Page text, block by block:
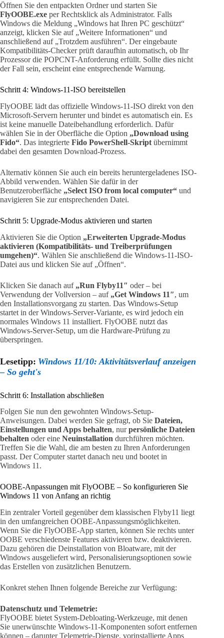
Öffnen Sie den entpackten Ordner und starten Sie
FlyOOBE.exe per Rechtsklick als Administrator. Falls
Windows die Meldung „Windows hat Ihren PC geschützt“
anzeigt, klicken Sie auf „Weitere Informationen“ und
anschließend auf „Trotzdem ausführen“. Der eingebaute
Kompatibilitäts-Checker prüft daraufhin automatisch, ob Ihr
Prozessor die POPCNT-Anforderung erfüllt. Sollte dies nicht
der Fall sein, erscheint eine entsprechende Warnung.
Schritt 4: Windows-11-ISO bereitstellen
FlyOOBE lädt das offizielle Windows-11-ISO direkt von den
Microsoft-Servern herunter und bindet es automatisch ein. Es
ist keine manuelle Dateibehandlung erforderlich. Dafür
wählen Sie in der Oberfläche die Option „Download using
Fido“. Das integrierte Fido PowerShell-Skript übernimmt
dabei den gesamten Download-Prozess.
Alternativ können Sie auch ein bereits heruntergeladenes ISO-
Abbild verwenden. Wählen Sie dafür in der
Benutzeroberfläche „Select ISO from local computer“ und
navigieren Sie zur entsprechenden Datei.
Schritt 5: Upgrade-Modus aktivieren und starten
Aktivieren Sie die Option „Erweiterten Upgrade-Modus
aktivieren (Kompatibilitäts- und Treiberprüfungen
umgehen)“. Wählen Sie anschließend die Windows-11-ISO-
Datei aus und klicken Sie auf „Öffnen“.
Klicken Sie danach auf „Run Flyby11″ oder – bei
Verwendung der Vollversion – auf „Get Windows 11″, um
den Installationsvorgang zu starten. Das Windows-Setup
startet in der Windows-Server-Variante, es wird jedoch ein
normales Windows 11 installiert. FlyOOBE nutzt das
Windows-Server-Setup, um die Hardware-Prüfung zu
überspringen.
Lesetipp: Windows 11/10: Aktivitätsverlauf anzeigen
– So geht's
Schritt 6: Installation abschließen
Folgen Sie nun den gewohnten Windows-Setup-
Anweisungen. Dabei werden Sie gefragt, ob Sie Dateien,
Einstellungen und Apps behalten, nurpersönliche Dateien
behalten oder eine Neuinstallation durchführen möchten.
Treffen Sie die Wahl, die am besten zu Ihren Anforderungen
passt. Der Computer startet danach neu und bootet in
Windows 11.
OOBE-Anpassungen mit FlyOOBE – So konfigurieren Sie
Windows 11 von Anfang an richtig
Ein zentraler Vorteil gegenüber dem klassischen Flyby11 liegt
in den umfangreichen OOBE-Anpassungsmöglichkeiten.
Wenn Sie die FlyOOBE-App starten, können Sie rechts unter
OOBE verschiedenste Features aktivieren bzw. deaktivieren.
Dazu gehören die Deinstallation von Bloatware, mit der
Windows ausgeliefert wird, Personalisierungsoptionen sowie
das Erstellen von zusätzlichen Benutzern.
Konkret stehen Ihnen folgende Bereiche zur Verfügung:
Datenschutz und Telemetrie:
FlyOOBE bietet System-Debloating-Werkzeuge, mit denen
Sie unerwünschte Windows-11-Komponenten sofort entfernen
können – darunter Telemetrie-Dienste, vorinstallierte Apps